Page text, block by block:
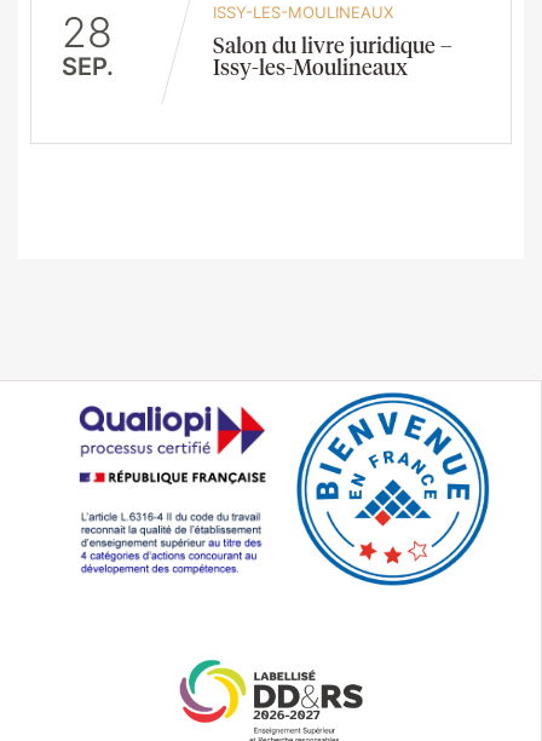
28
SEP.
ISSY-LES-MOULINEAUX
Salon du livre juridique –
Issy-les-Moulineaux